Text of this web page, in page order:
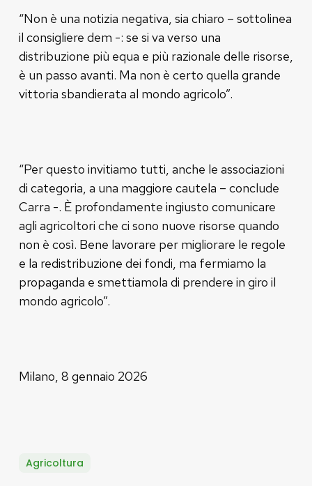
“Non è una notizia negativa, sia chiaro – sottolinea
il consigliere dem -: se si va verso una
distribuzione più equa e più razionale delle risorse,
è un passo avanti. Ma non è certo quella grande
vittoria sbandierata al mondo agricolo”.
“Per questo invitiamo tutti, anche le associazioni
di categoria, a una maggiore cautela – conclude
Carra -. È profondamente ingiusto comunicare
agli agricoltori che ci sono nuove risorse quando
non è così. Bene lavorare per migliorare le regole
e la redistribuzione dei fondi, ma fermiamo la
propaganda e smettiamola di prendere in giro il
mondo agricolo”.
Milano, 8 gennaio 2026
Agricoltura